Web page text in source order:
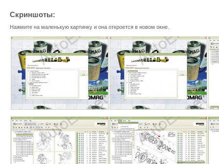
Скриншоты:
Нажмите на маленькую картинку и она откроется в новом окне.